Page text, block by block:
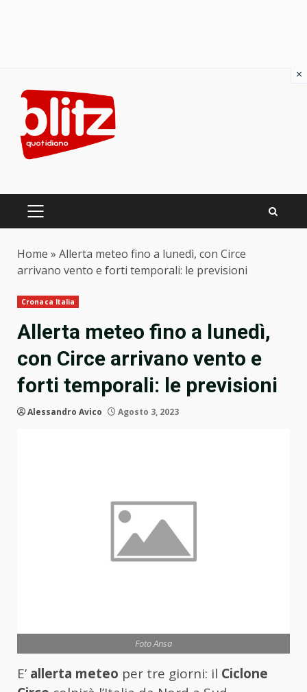
content
PRIMARY
Home » Allerta meteo fino a lunedì, con Circe
arrivano vento e forti temporali: le previsioni
Cronaca Italia
Allerta meteo fino a lunedì,
con Circe arrivano vento e
forti temporali: le previsioni
Alessandro Avico Agosto 3, 2023
Foto Ansa
E’ allerta meteo per tre giorni: il Ciclone
×